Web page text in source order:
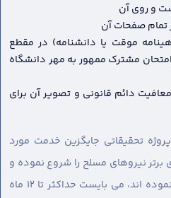
و روی آن
تمام صفحات آن
موقت یا دانشنامه) در مقطع
مشترک ممهور به مهر دانشگاه
دائم قانونی و تصویر آن برای
تحقیقاتی جایگزین خدمت مورد
برتر نیروهای مسلح را شروع نموده و
دوره آموزش نظامی خود را طی نموده اند، می بایست حداکثر تا ۱۲ ماه